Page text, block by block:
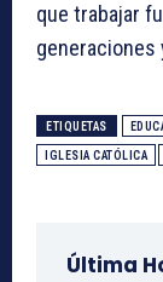
que trabajar
generaciones
ETIQUETAS
IGLESIA CATÓLICA
Última